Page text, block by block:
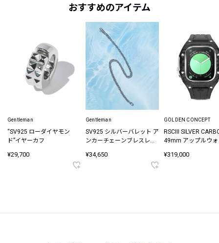
おすすめのアイテム
Gentleman
“SV925 ローダイヤモン
ド”イヤーカフ
¥29,700
Gentleman
SV925 シルバーバレット ア
ンカーチェーンブレスレッ
¥34,650
GOLDEN CONCEPT
RSCIII SILVER
49mm アップルウ
¥319,000